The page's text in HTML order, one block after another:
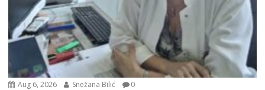
Aug 6, 2026 Snežana Bilić 0